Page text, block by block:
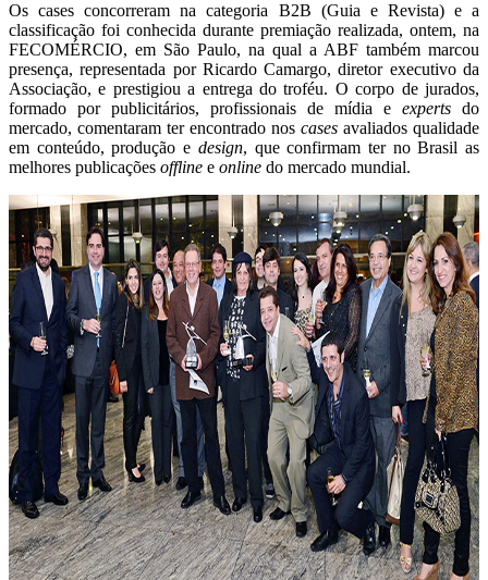
Os cases concorreram na categoria B2B (Guia e Revista) e a
classificação foi conhecida durante premiação realizada, ontem, na
FECOMÉRCIO, em São Paulo, na qual a ABF também marcou
presença, representada por Ricardo Camargo, diretor executivo da
Associação, e prestigiou a entrega do troféu. O corpo de jurados,
formado por publicitários, profissionais de mídia e experts do
mercado, comentaram ter encontrado nos cases avaliados qualidade
em conteúdo, produção e design, que confirmam ter no Brasil as
melhores publicações offline e online do mercado mundial.